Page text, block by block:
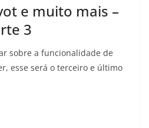
e muito mais –
3
sobre a funcionalidade de
esse será o terceiro e último